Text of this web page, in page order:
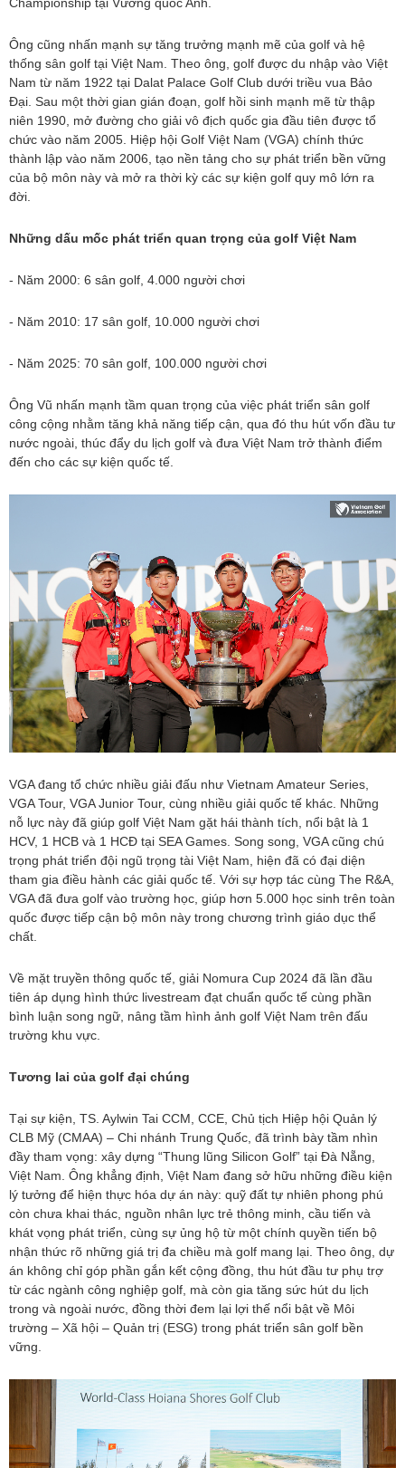
Ông cũng nhấn mạnh sự tăng trưởng mạnh mẽ của golf và hệ
thống sân golf tại Việt Nam. Theo ông, golf được du nhập vào Việt
Nam từ năm 1922 tại Dalat Palace Golf Club dưới triều vua Bảo
Đại. Sau một thời gian gián đoạn, golf hồi sinh mạnh mẽ từ thập
niên 1990, mở đường cho giải vô địch quốc gia đầu tiên được tổ
chức vào năm 2005. Hiệp hội Golf Việt Nam (VGA) chính thức
thành lập vào năm 2006, tạo nền tảng cho sự phát triển bền vững
của bộ môn này và mở ra thời kỳ các sự kiện golf quy mô lớn ra
đời.
Những dấu mốc phát triển quan trọng của golf Việt Nam
- Năm 2000: 6 sân golf, 4.000 người chơi
- Năm 2010: 17 sân golf, 10.000 người chơi
- Năm 2025: 70 sân golf, 100.000 người chơi
Ông Vũ nhấn mạnh tầm quan trọng của việc phát triển sân golf
công cộng nhằm tăng khả năng tiếp cận, qua đó thu hút vốn đầu tư
nước ngoài, thúc đẩy du lịch golf và đưa Việt Nam trở thành điểm
đến cho các sự kiện quốc tế.
VGA đang tổ chức nhiều giải đấu như Vietnam Amateur Series,
VGA Tour, VGA Junior Tour, cùng nhiều giải quốc tế khác. Những
nỗ lực này đã giúp golf Việt Nam gặt hái thành tích, nổi bật là 1
HCV, 1 HCB và 1 HCĐ tại SEA Games. Song song, VGA cũng chú
trọng phát triển đội ngũ trọng tài Việt Nam, hiện đã có đại diện
tham gia điều hành các giải quốc tế. Với sự hợp tác cùng The R&A,
VGA đã đưa golf vào trường học, giúp hơn 5.000 học sinh trên toàn
quốc được tiếp cận bộ môn này trong chương trình giáo dục thể
chất.
Về mặt truyền thông quốc tế, giải Nomura Cup 2024 đã lần đầu
tiên áp dụng hình thức livestream đạt chuẩn quốc tế cùng phần
bình luận song ngữ, nâng tầm hình ảnh golf Việt Nam trên đấu
trường khu vực.
Tương lai của golf đại chúng
Tại sự kiện, TS. Aylwin Tai CCM, CCE, Chủ tịch Hiệp hội Quản lý
CLB Mỹ (CMAA) – Chi nhánh Trung Quốc, đã trình bày tầm nhìn
đầy tham vọng: xây dựng “Thung lũng Silicon Golf” tại Đà Nẵng,
Việt Nam. Ông khẳng định, Việt Nam đang sở hữu những điều kiện
lý tưởng để hiện thực hóa dự án này: quỹ đất tự nhiên phong phú
còn chưa khai thác, nguồn nhân lực trẻ thông minh, cầu tiến và
khát vọng phát triển, cùng sự ủng hộ từ một chính quyền tiến bộ
nhận thức rõ những giá trị đa chiều mà golf mang lại. Theo ông, dự
án không chỉ góp phần gắn kết cộng đồng, thu hút đầu tư phụ trợ
từ các ngành công nghiệp golf, mà còn gia tăng sức hút du lịch
trong và ngoài nước, đồng thời đem lại lợi thế nổi bật về Môi
trường – Xã hội – Quản trị (ESG) trong phát triển sân golf bền
vững.